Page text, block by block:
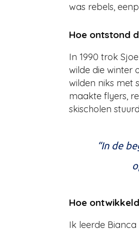
was rebels,
Hoe ontstond
In 1990 trok
wilde die winter
wilden niks met
maakte flyers,
skischolen
“In de
Hoe
Ik leerde